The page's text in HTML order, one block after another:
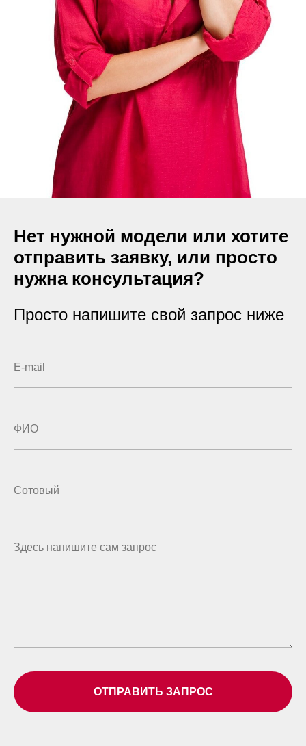
Нет нужной модели или хотите
отправить заявку, или просто
нужна консультация?
Просто напишите свой запрос ниже
ОТПРАВИТЬ ЗАПРОС